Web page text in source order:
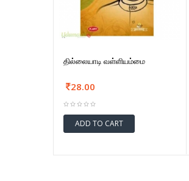
தில்லையாடி வள்ளியம்மை
28.00
ADD TO CART